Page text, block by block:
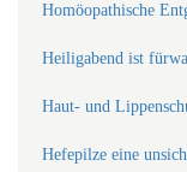
Homöopathische
Heiligabend ist
Haut- und
Hefepilze eine